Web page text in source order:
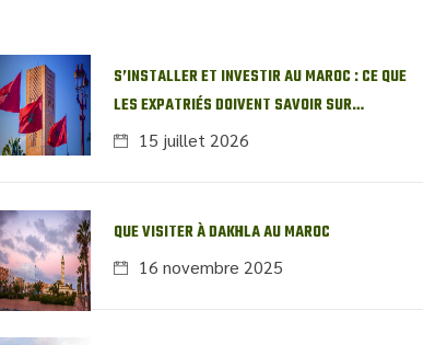
S’INSTALLER ET INVESTIR AU MAROC : CE QUE
LES EXPATRIÉS DOIVENT SAVOIR SUR
L’IMMOBILIER LOCAL
15 juillet 2026
QUE VISITER À DAKHLA AU MAROC
16 novembre 2025